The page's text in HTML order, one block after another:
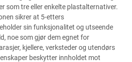
som tre eller enkelte plastalternativer.
sikrer at 5-etters
sin funksjonalitet og utseende
noe som gjør dem egnet for
kjellere, verksteder og utendørs
beskytter innholdet mot